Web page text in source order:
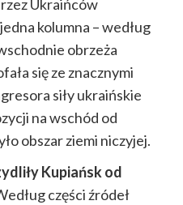
Ukraińców
kolumna – według
obrzeża
się ze znacznymi
siły ukraińskie
na wschód od
obszar ziemi niczyjej.
Kupiańsk od
części źródeł